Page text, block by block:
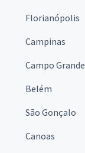
Florianópolis
Campinas
Campo Grande
Belém
São Gonçalo
Canoas